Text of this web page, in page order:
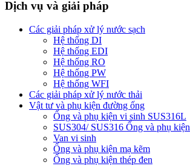
Dịch vụ và giải pháp
Các giải pháp xử lý nước sạch
Hệ thống DI
Hệ thống EDI
Hệ thống RO
Hệ thống PW
Hệ thống WFI
Các giải pháp xử lý nước thải
Vật tư và phụ kiện đường ống
Ống và phụ kiện vi sinh SUS316L
SUS304/ SUS316 Ống và phụ kiện
Van vi sinh
Ống và phụ kiện mạ kẽm
Ống và phụ kiện thép đen